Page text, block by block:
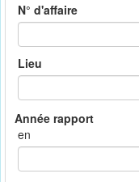
N° d'affaire
Lieu
en